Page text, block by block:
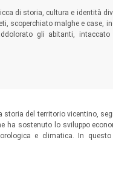
di storia, cultura e identità
scoperchiato malghe e case,
gli abitanti,
evidenziato la fragilità di
le distanze dai luoghi di
Il volume affronta
storia del territorio vicentino,
ha sostenuto lo sviluppo
e climatica. In
identitaria, rivolgendosi non
e conservare la